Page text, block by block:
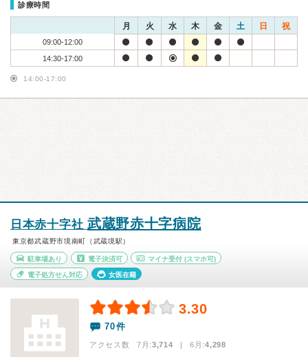
診療時間
月 火 水 木 金 土 日 祝
09:00-12:00
14:30-17:00
14:00-17:00
日本赤十字社 武蔵野赤十字病院
東京都武蔵野市境南町（武蔵境駅）
駐車場あり 電子決済可 マイナ受付 (スマホ可)
電子処方せん対応 女医在籍
3.30
70件
アクセス数 7月:3,714 | 6月:4,298